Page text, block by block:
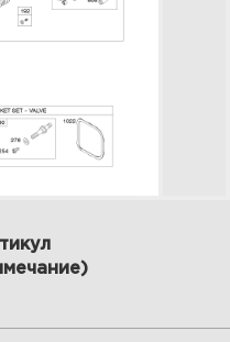
заливка /